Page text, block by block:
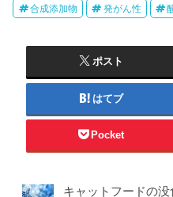
合成添加物 発がん性
ポスト
はてブ
Pocket
キャットフードの